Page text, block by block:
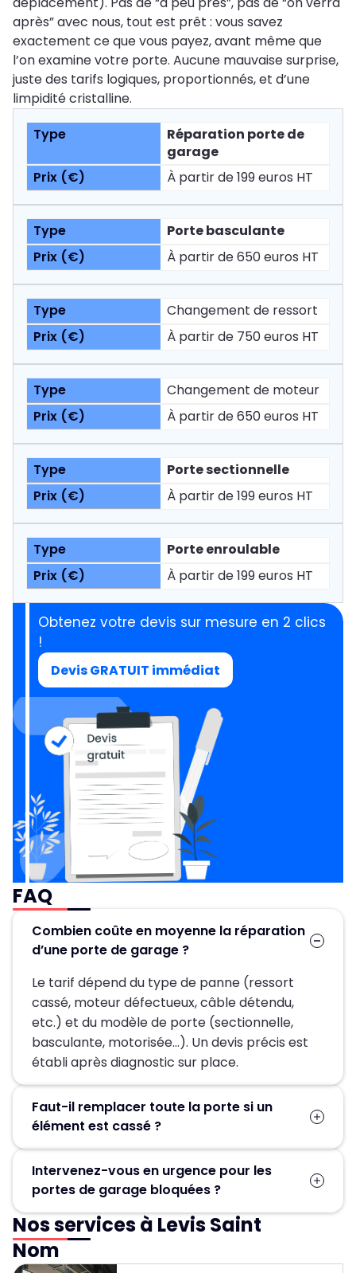
après” avec nous, tout est prêt : vous savez
exactement ce que vous payez, avant même que
l’on examine votre porte. Aucune mauvaise surprise,
juste des tarifs logiques, proportionnés, et d’une
limpidité cristalline.
Réparation porte de
garage
À partir de 199 euros HT
Porte basculante
À partir de 650 euros HT
Changement de ressort
À partir de 750 euros HT
Changement de moteur
À partir de 650 euros HT
Porte sectionnelle
À partir de 199 euros HT
Porte enroulable
À partir de 199 euros HT
Obtenez votre devis sur mesure en 2 clics
!
Devis GRATUIT immédiat
FAQ
Combien coûte en moyenne la réparation
d’une porte de garage ?
Le tarif dépend du type de panne (ressort
cassé, moteur défectueux, câble détendu,
etc.) et du modèle de porte (sectionnelle,
basculante, motorisée…). Un devis précis est
établi après diagnostic sur place.
Faut-il remplacer toute la porte si un
élément est cassé ?
les pièces défectueuses (ressort, moteur,
câbles, rails) sont remplacées, ce qui permet
d’éviter un changement complet de la porte.
Intervenez-vous en urgence pour les
portes de garage bloquées ?
Oui, un service d’urgence est disponible
24h/24 et 7j/7 pour débloquer et réparer
rapidement les portes de garage.
Nos services à Levis Saint
Nom